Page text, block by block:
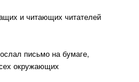
и читающих читателей
письмо на бумаге,
окружающих